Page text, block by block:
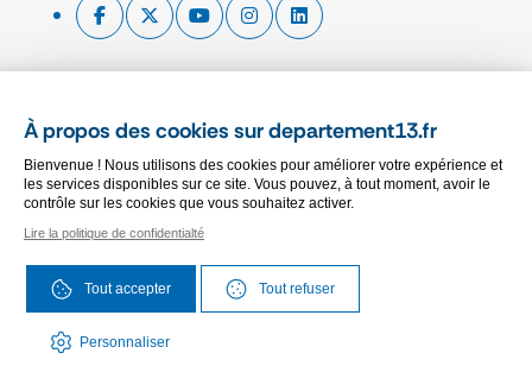
À propos des cookies sur departement13.fr
Bienvenue ! Nous utilisons des cookies pour améliorer votre expérience et
les services disponibles sur ce site. Vous pouvez, à tout moment, avoir le
contrôle sur les cookies que vous souhaitez activer.
Lire la politique de confidentialté
Tout accepter Tout refuser
Personnaliser
CHARTE GRAPHIQUE
MARCHÉS PUBLICS
PLAN DU SITE
MENTIONS LÉGALES
PROTECTION DES DONNÉES